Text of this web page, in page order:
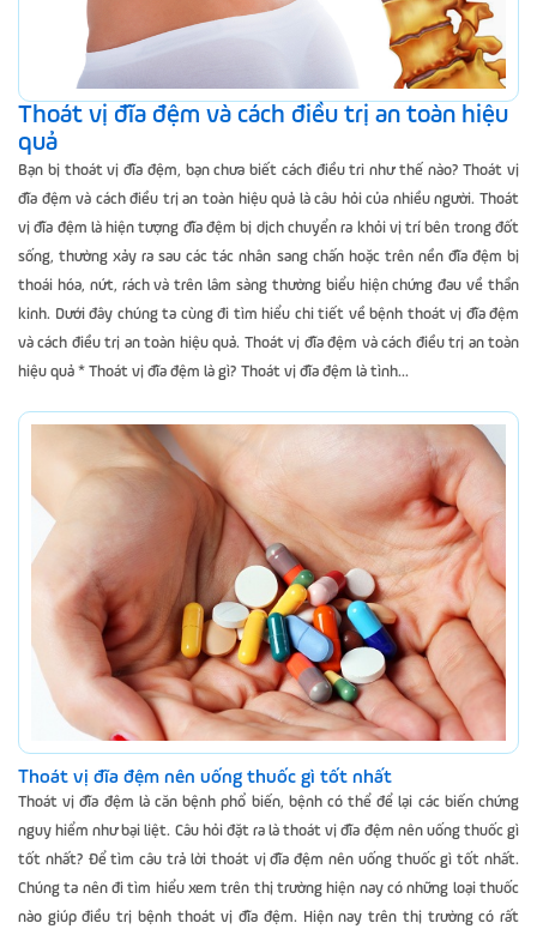
Thoát vị đĩa đệm và cách điều trị an toàn hiệu
quả
Bạn bị thoát vị đĩa đệm, bạn chưa biết cách điều tri như thế nào? Thoát vị
đĩa đệm và cách điều trị an toàn hiệu quả là câu hỏi của nhiều người. Thoát
vị đĩa đệm là hiện tượng đĩa đệm bị dịch chuyển ra khỏi vị trí bên trong đốt
sống, thường xảy ra sau các tác nhân sang chấn hoặc trên nền đĩa đệm bị
thoái hóa, nứt, rách và trên lâm sàng thường biểu hiện chứng đau về thần
kinh. Dưới đây chúng ta cùng đi tìm hiểu chi tiết về bệnh thoát vị đĩa đệm
và cách điều trị an toàn hiệu quả. Thoát vị đĩa đệm và cách điều trị an toàn
hiệu quả * Thoát vị đĩa đệm là gì? Thoát vị đĩa đệm là tình...
Thoát vị đĩa đệm nên uống thuốc gì tốt nhất
Thoát vị đĩa đệm là căn bệnh phổ biến, bệnh có thể để lại các biến chứng
nguy hiểm như bại liệt. Câu hỏi đặt ra là thoát vị đĩa đệm nên uống thuốc gì
tốt nhất? Để tìm câu trả lời thoát vị đĩa đệm nên uống thuốc gì tốt nhất.
Chúng ta nên đi tìm hiểu xem trên thị trường hiện nay có những loại thuốc
nào giúp điều trị bệnh thoát vị đĩa đệm. Hiện nay trên thị trường có rất